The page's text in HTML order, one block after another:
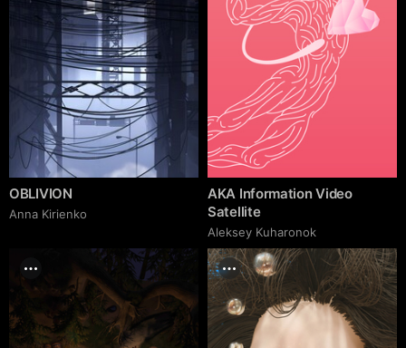
OBLIVION
Anna Kirienko
AKA Information Video
Satellite
Aleksey Kuharonok